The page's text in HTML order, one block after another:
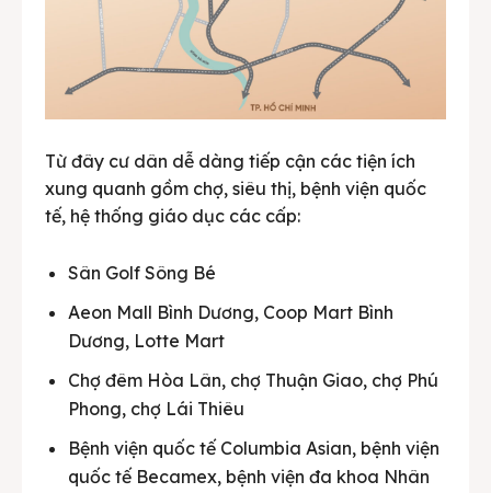
Từ đây cư dân dễ dàng tiếp cận các tiện ích
xung quanh gồm chợ, siêu thị, bệnh viện quốc
tế, hệ thống giáo dục các cấp:
Sân Golf Sông Bé
Aeon Mall Bình Dương, Coop Mart Bình
Dương, Lotte Mart
Chợ đêm Hòa Lân, chợ Thuận Giao, chợ Phú
Phong, chợ Lái Thiêu
Bệnh viện quốc tế Columbia Asian, bệnh viện
quốc tế Becamex, bệnh viện đa khoa Nhân